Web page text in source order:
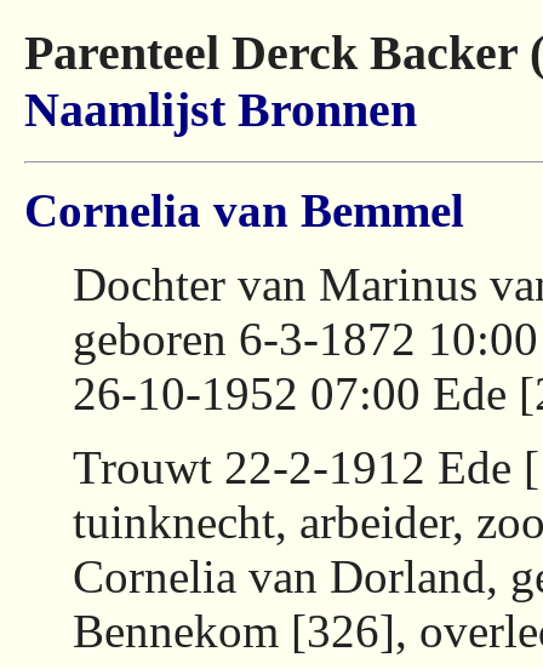
Parenteel Derck Backer
Naamlijst Bronnen
Cornelia van Bemmel
Dochter van Marinus
geboren 6-3-1872
26-10-1952 07:00 Ede
Trouwt 22-2-1912 Ede
tuinknecht, arbeider,
Cornelia van Dorland,
Bennekom [326],